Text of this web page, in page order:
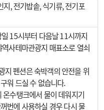
지, 전기밥솥, 식기류, 전기포
15시부터 다음날 11시까지
사테마관광지 매표소로 열쇠
지 펜션은 숙박객의 안전을 위
워 드실 수 없습니다.
수탱크에서 물이 데워지기
번에 사용하실 경우 다시 물